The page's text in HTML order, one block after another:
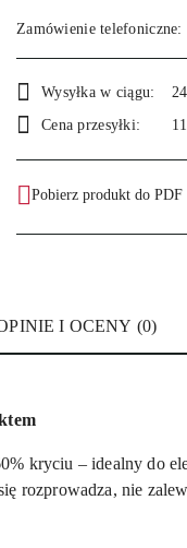
Zamówienie telefoniczne:
Dostępność
i
Wysyłka w ciągu:
Cena przesyłki:
Pobierz produkt do PDF
I OCENY (0)
kryciu – idealny do
rozprowadza, nie